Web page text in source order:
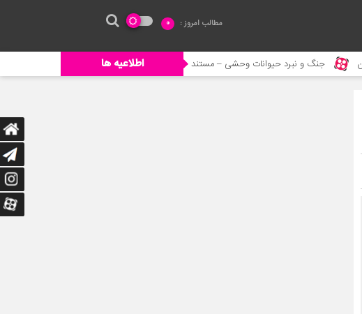
مطالب امروز : 0
اطلاعیه ها و نبرد حیوانات وحشی – مستند حیات وحش خورده شدن ادم توسط حیوانات وحشی